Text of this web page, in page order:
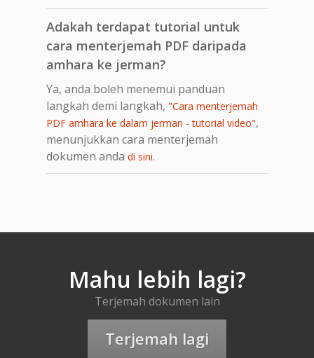
Adakah terdapat tutorial untuk
cara menterjemah PDF daripada
amhara ke jerman?
Ya, anda boleh menemui panduan
langkah demi langkah, "Cara menterjemah
PDF amhara ke dalam jerman - tutorial video",
menunjukkan cara menterjemah
dokumen anda di sini.
Mahu lebih lagi?
Terjemah dokumen lain
Terjemah lagi